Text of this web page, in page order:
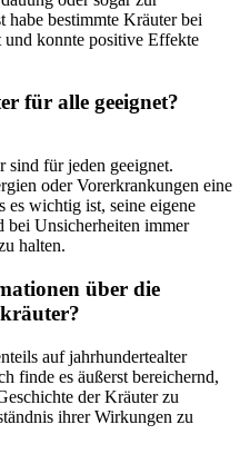
habe bestimmte Kräuter bei
und konnte positive Effekte
⁤für alle geeignet?
sind ⁤für jeden geeignet.
oder Vorerkrankungen eine
es ⁢wichtig ist, seine eigene
bei ⁣Unsicherheiten ​immer
halten.
über die
auf⁤ jahrhundertealter
finde es äußerst ⁤bereichernd,
der Kräuter zu
ihrer ‍Wirkungen zu